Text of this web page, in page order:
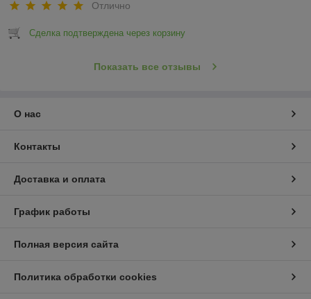
Отлично
Сделка подтверждена через корзину
Показать все отзывы
О нас
Контакты
Доставка и оплата
График работы
Полная версия сайта
Политика обработки cookies